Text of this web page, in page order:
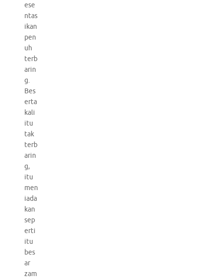
ese
ntas
ikan
pen
uh
terb
arin
g.
Bes
erta
kali
itu
tak
terb
arin
g,
itu
men
iada
kan
sep
erti
itu
bes
ar
zam